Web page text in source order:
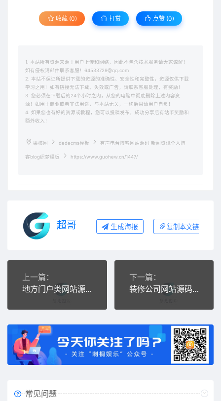
收藏 (0) 打赏 点赞 (0)
1. 本站所有资源来源于用户上传和网络，因此不包含技术服务请大家谅解！
如有侵权请邮件联系客服！64533729@qq.com
2. 本站不保证所提供下载的资源的准确性、安全性和完整性，资源仅供下载
学习之用！如有链接无法下载、失效或广告，请联系客服处理，有奖励！
3. 您必须在下载后的24个小时之内，从您的电脑中彻底删除上述内容资
源！如用于商业或者非法用途，与本站无关，一切后果请用户自负！
4. 如果您也有好的资源或教程，您可以投稿发布，成功分享后有站币奖励和
额外收入！
果核网 dedecms模板 有声电台博客网站源码 新闻资讯个人博
客blog织梦模板 https://www.guohew.cn/1447/
超哥 生成海报 复制本文链接
上一篇：
地方门户类网站源码 新闻资讯门户网站织梦模板
下一篇：
装修公司网站源码 装饰装潢类企业织dedecms梦模板
常见问题